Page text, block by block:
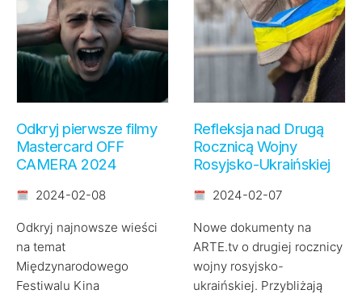
Odkryj pierwsze filmy
Mastercard OFF
CAMERA 2024
2024-02-08
Odkryj najnowsze wieści
na temat
Międzynarodowego
Festiwalu Kina
Refleksja nad Drugą
Rocznicą Wojny
Rosyjsko-Ukraińskiej
2024-02-07
Nowe dokumenty na
ARTE.tv o drugiej rocznicy
wojny rosyjsko-
ukraińskiej. Przybliżają